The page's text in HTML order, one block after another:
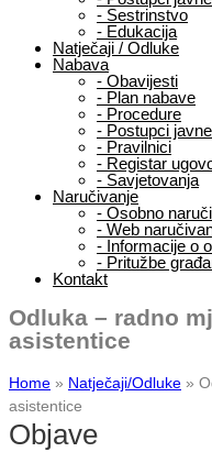
- Sestrinstvo
- Edukacija
Natječaji / Odluke
Nabava
- Obavijesti
- Plan nabave
- Procedure
- Postupci
- Pravilnici
- Registar
- Savjetovanja
Naručivanje
- Osobno
- Web
- Informacije o
- Pritužbe
Kontakt
Odluka – radno
asistentice
Home » Natječaji/Odluke »
asistentice
Objave